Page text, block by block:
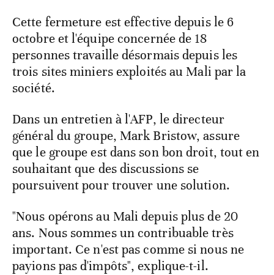
Cette fermeture est effective depuis le 6
octobre et l'équipe concernée de 18
personnes travaille désormais depuis les
trois sites miniers exploités au Mali par la
société.
Dans un entretien à l'AFP, le directeur
général du groupe, Mark Bristow, assure
que le groupe est dans son bon droit, tout en
souhaitant que des discussions se
poursuivent pour trouver une solution.
"Nous opérons au Mali depuis plus de 20
ans. Nous sommes un contribuable très
important. Ce n'est pas comme si nous ne
payions pas d'impôts", explique-t-il.